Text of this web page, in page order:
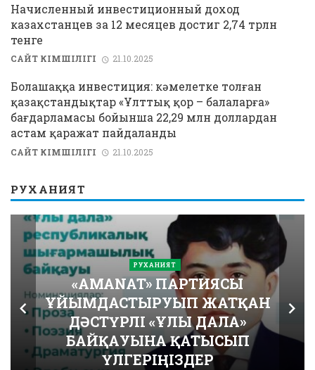
Начисленный инвестиционный доход
казахстанцев за 12 месяцев достиг 2,74 трлн
тенге
САЙТ ӘКІМШІЛІГІ 21.10.2025
Болашаққа инвестиция: кәмелетке толған
қазақстандықтар «Ұлттық қор – балаларға»
бағдарламасы бойынша 22,29 млн доллардан
астам қаражат пайдаланды
САЙТ ӘКІМШІЛІГІ 21.10.2025
РУХАНИЯТ
РУХАНИЯТ
«AMANAT» ПАРТИЯСЫ
ҰЙЫМДАСТЫРУЫП ЖАТҚАН
ДӘСТҮРЛІ «ҰЛЫ ДАЛА»
БАЙҚАУЫНА ҚАТЫСЫП
ҮЛГЕРІҢІЗДЕР